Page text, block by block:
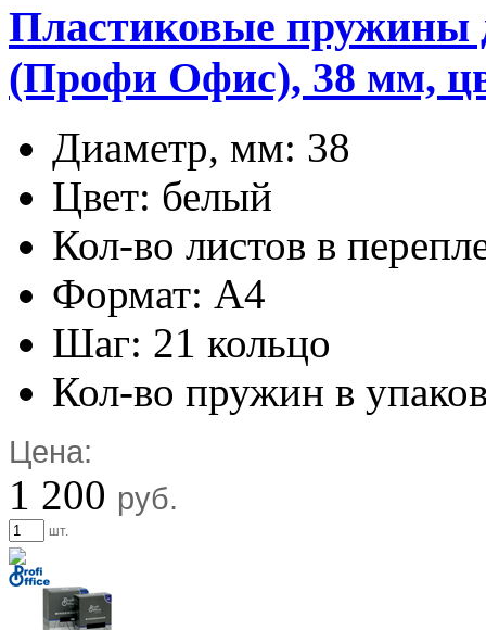
Пластиковые пружины
(Профи Офис), 38 мм,
Диаметр, мм: 38
Цвет: белый
Кол-во листов в
Формат: А4
Шаг: 21 кольцо
Кол-во пружин в
Цена:
1 200 руб.
шт.